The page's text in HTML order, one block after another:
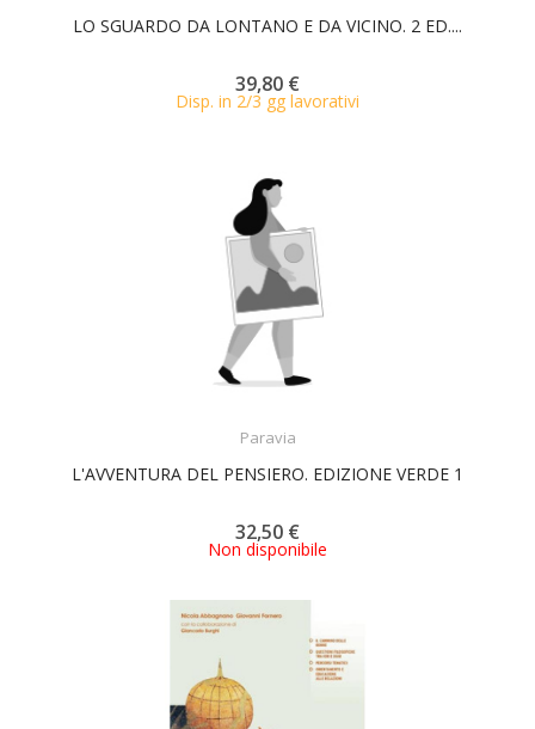
LO SGUARDO DA LONTANO E DA VICINO. 2 ED....
39,80 €
Disp. in 2/3 gg lavorativi
Paravia
L'AVVENTURA DEL PENSIERO. EDIZIONE VERDE 1
32,50 €
Non disponibile